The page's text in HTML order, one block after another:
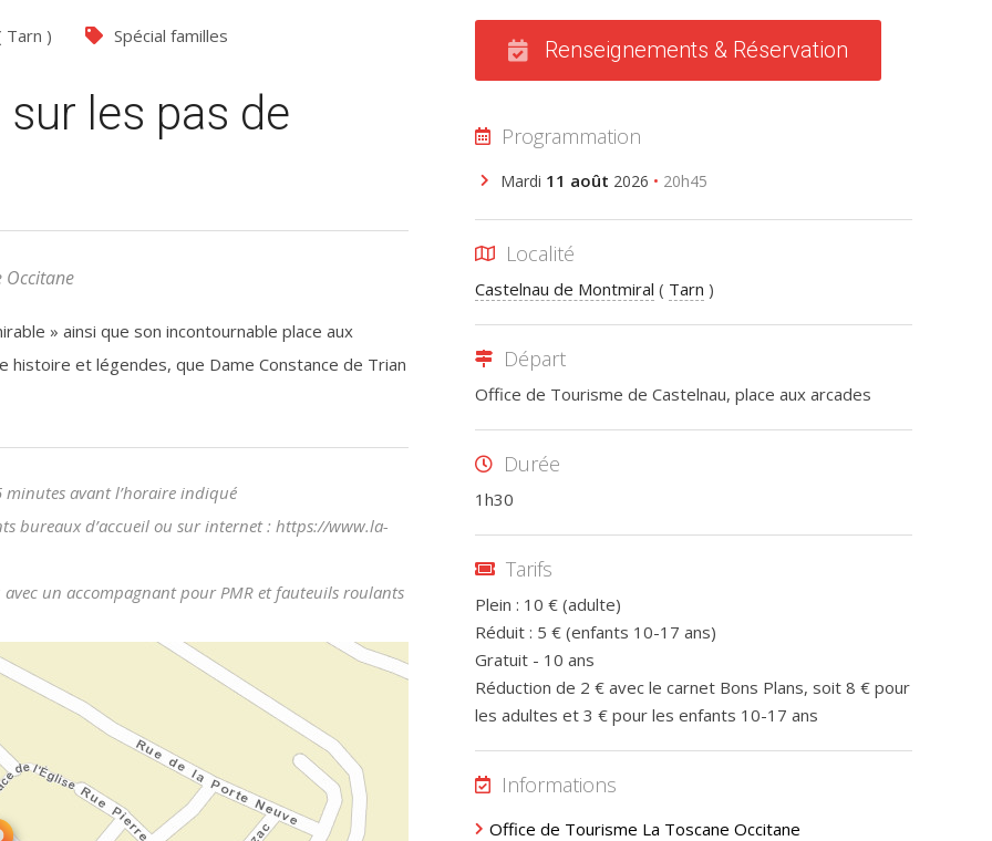
Tarn ) Spécial familles
sur les pas de
Occitane
» ainsi que son incontournable place aux
et légendes, que Dame Constance de Trian
avant l’horaire indiqué
bureaux d’accueil ou sur internet : https://www.la-
un accompagnant pour PMR et fauteuils roulants
Renseignements & Réservation
Programmation
Mardi 11 août 2026 • 20h45
Localité
Castelnau de Montmiral ( Tarn )
Départ
Office de Tourisme de Castelnau, place aux arcades
Durée
1h30
Tarifs
Plein : 10 € (adulte)
Réduit : 5 € (enfants 10-17 ans)
Gratuit - 10 ans
Réduction de 2 € avec le carnet Bons Plans, soit 8 € pour
les adultes et 3 € pour les enfants 10-17 ans
Informations
Office de Tourisme La Toscane Occitane